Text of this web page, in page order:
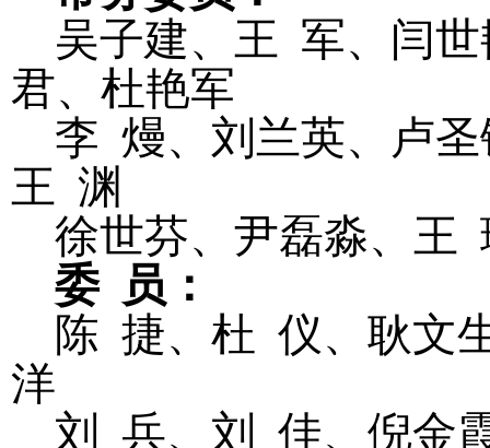
吴子建、王 军、闫
君、杜艳军
李 熳、刘兰英、卢
王 渊
徐世芬、尹磊淼、王
委
员：
陈 捷、杜 仪、耿文
洋
刘
兵、刘
佳、倪金